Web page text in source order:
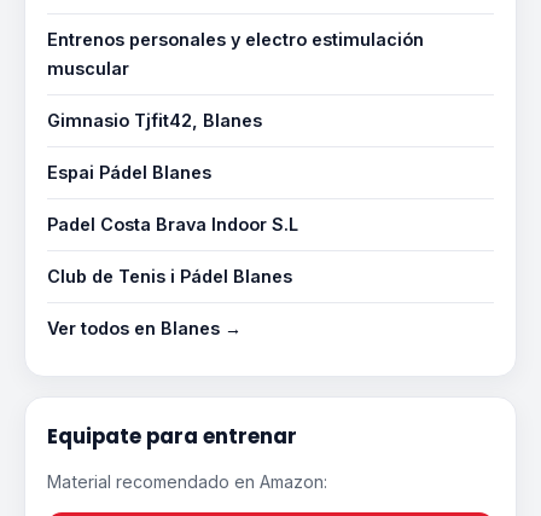
Entrenos personales y electro estimulación
muscular
Gimnasio Tjfit42, Blanes
Espai Pádel Blanes
Padel Costa Brava Indoor S.L
Club de Tenis i Pádel Blanes
Ver todos en Blanes →
Equipate para entrenar
Material recomendado en Amazon: